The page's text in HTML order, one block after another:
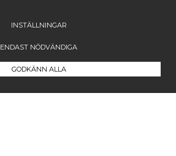
INSTÄLLNINGAR
ENDAST NÖDVÄNDIGA
GODKÄNN ALLA